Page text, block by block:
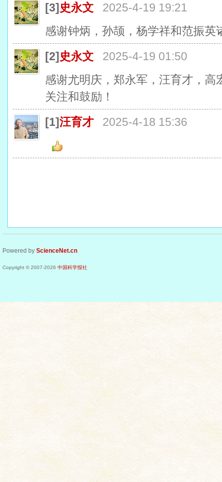
[3]史永文
2025-4-19 19:21
感谢钟炳，孙颉，杨学祥和范振英
[2]史永文
2025-4-19 01:50
感谢尤明庆，郑永军，汪育才，
关注和鼓励！
[1]汪育才 2025-4-18 15:36
Powered by ScienceNet.cn
Copyright © 2007-2026 中国科学报社